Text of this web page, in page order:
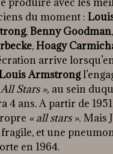
du moment :
,Benny Goodman,
,Hoagy
arrive
Armstrong
Stars », au sein
4 ans. A partir de
« all stars ». Mais
fragile, et une
en 1964.